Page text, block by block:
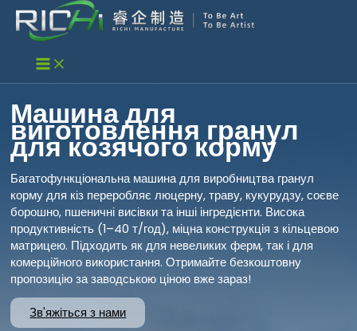
Перейти
вмісту
Машина для
виготовлення гранул
для козячого корму
Багатофункціональна машина для виробництва гранул
корму для кіз переробляє люцерну, траву, кукурудзу, соєве
борошно, пшеничні висівки та інші інгредієнти. Висока
продуктивність (1–40 т/год), міцна конструкція з кільцевою
матрицею. Підходить як для невеликих ферм, так і для
комерційного використання. Отримайте безкоштовну
пропозицію за заводською ціною вже зараз!
Зв'яжіться з нами